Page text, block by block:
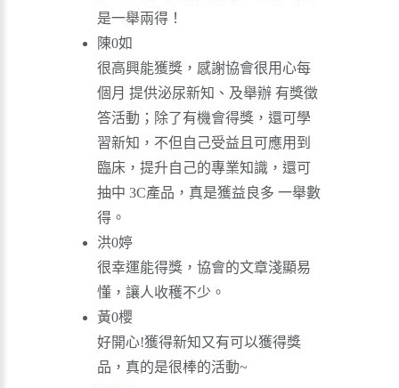
是一舉兩得！
陳0如
很高興能獲獎，感謝協會很用心每
個月 提供泌尿新知、及舉辦 有獎徵
答活動；除了有機會得獎，還可學
習新知，不但自己受益且可應用到
臨床，提升自己的專業知識，還可
抽中 3C產品，真是獲益良多 一舉數
得。
洪0婷
很幸運能得獎，協會的文章淺顯易
懂，讓人收穫不少。
黃0櫻
好開心!獲得新知又有可以獲得獎
品，真的是很棒的活動~